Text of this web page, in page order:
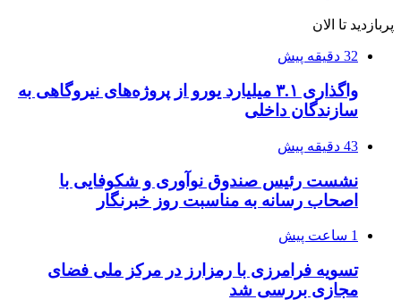
پربازدید تا الان
32 دقیقه پیش
واگذاری ۳.۱ میلیارد یورو از پروژه‌های نیروگاهی به
سازندگان داخلی
43 دقیقه پیش
نشست رئیس صندوق نوآوری و شکوفایی با
اصحاب رسانه به مناسبت روز خبرنگار
1 ساعت پیش
تسویه فرامرزی با رمزارز در مرکز ملی فضای
مجازی بررسی شد